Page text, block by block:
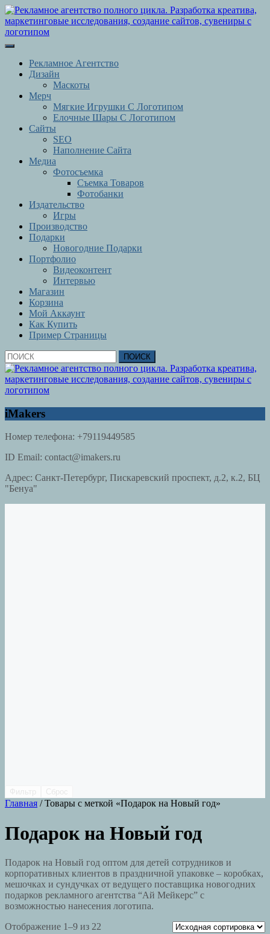
Перейти
к
содержимому
содержимому
Кнопка
ОткрытьРекламное Агентство
Дизайн
Маскоты
Мерч
Мягкие Игрушки С Логотипом
Елочные Шары С Логотипом
Сайты
SEO
Наполнение Сайта
Медиа
Фотосъемка
Съемка Товаров
Фотобанки
Издательство
Игры
Производство
Подарки
Новогодние Подарки
Портфолио
Видеоконтент
Интервью
Магазин
Корзина
Мой Аккаунт
Как Купить
Пример Страницы
Кнопка
Закрыть
Найти:
iMakers
Номер телефона: +79119449585
ID Email: contact@imakers.ru
Адрес: Санкт-Петербург, Пискаревский проспект, д.2, к.2, БЦ
"Бенуа"
Главная / Товары с меткой «Подарок на Новый год»
Подарок на Новый год
Подарок на Новый год оптом для детей сотрудников и
корпоративных клиентов в праздничной упаковке – коробках,
мешочках и сундучках от ведущего поставщика новогодних
подарков рекламного агентства “Ай Мейкерс” с
возможностью нанесения логотипа.
Отображение 1–9 из 22